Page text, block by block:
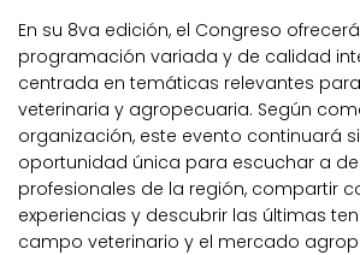
En su 8va edición, el Congreso
programación variada y de calidad
centrada en temáticas relevantes
veterinaria y agropecuaria. Según
organización, este evento continuará
oportunidad única para escuchar a
profesionales de la región, compartir
experiencias y descubrir las últimas
campo veterinario y el mercado